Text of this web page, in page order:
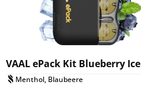
VAAL ePack Kit Blueberry Ice
Menthol, Blaubeere